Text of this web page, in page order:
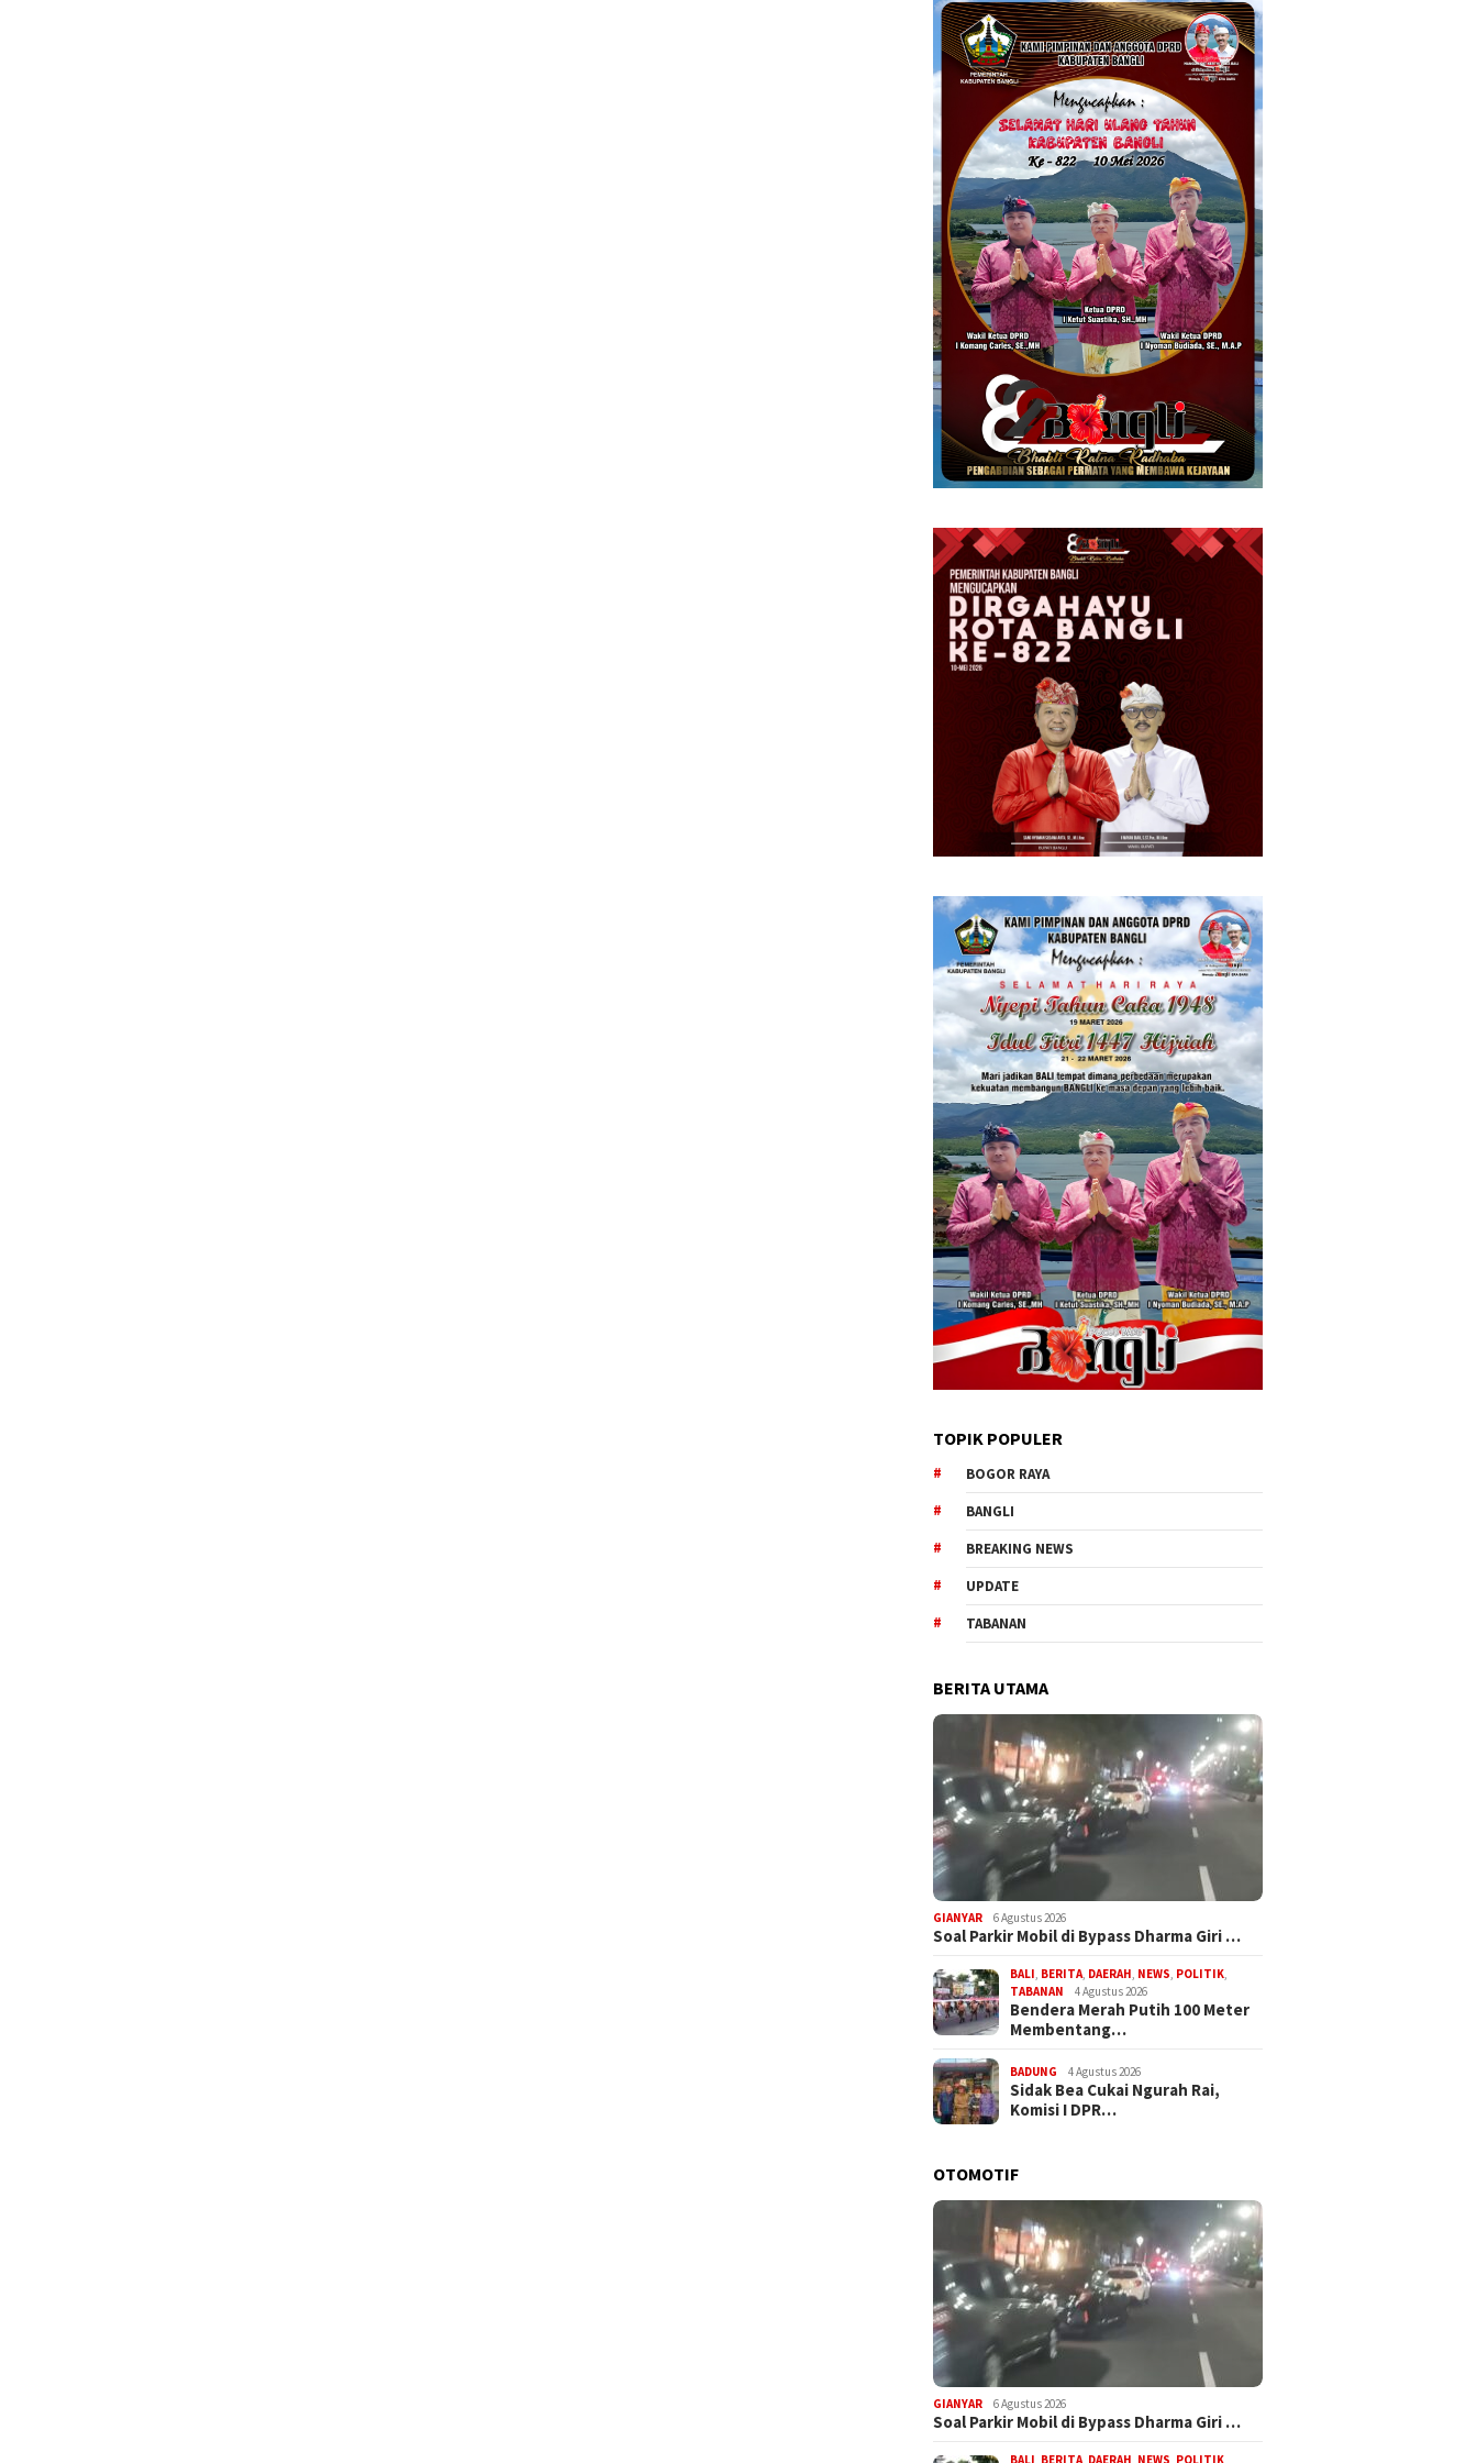
TOPIK POPULER
BOGOR RAYA
BANGLI
BREAKING NEWS
UPDATE
TABANAN
BERITA UTAMA
GIANYAR 6 Agustus 2026
Soal Parkir Mobil di Bypass Dharma Giri …
BALI, BERITA, DAERAH, NEWS, POLITIK,
TABANAN
4 Agustus 2026
Bendera Merah Putih 100 Meter
Membentang…
BADUNG 4 Agustus 2026
Sidak Bea Cukai Ngurah Rai,
Komisi I DPR…
OTOMOTIF
GIANYAR 6 Agustus 2026
Soal Parkir Mobil di Bypass Dharma Giri …
BALI BERITA DAERAH NEWS POLITIK